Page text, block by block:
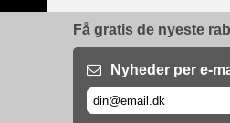
Få gratis de nyeste
Nyheder per e-